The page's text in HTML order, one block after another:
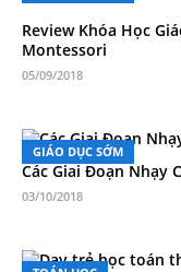
Review Khóa Học
Montessori
05/09/2018
GIÁO DỤC SỚM
Các Giai Đoạn Nhạy
03/10/2018